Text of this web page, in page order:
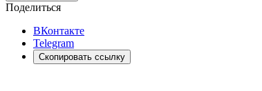
Поделиться
ВКонтакте
Telegram
Скопировать ссылку